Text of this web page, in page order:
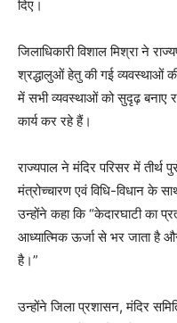
दिए।
जिलाधिकारी विशाल मिश्रा ने
श्रद्धालुओं हेतु की गई व्यवस्थाओं
में सभी व्यवस्थाओं को सुदृढ़ बनाए
कार्य कर रहे हैं।
राज्यपाल ने मंदिर परिसर में तीर्थ
मंत्रोच्चारण एवं विधि-विधान के
उन्होंने कहा कि “केदारघाटी का
आध्यात्मिक ऊर्जा से भर जाता है
है।”
उन्होंने जिला प्रशासन, मंदिर